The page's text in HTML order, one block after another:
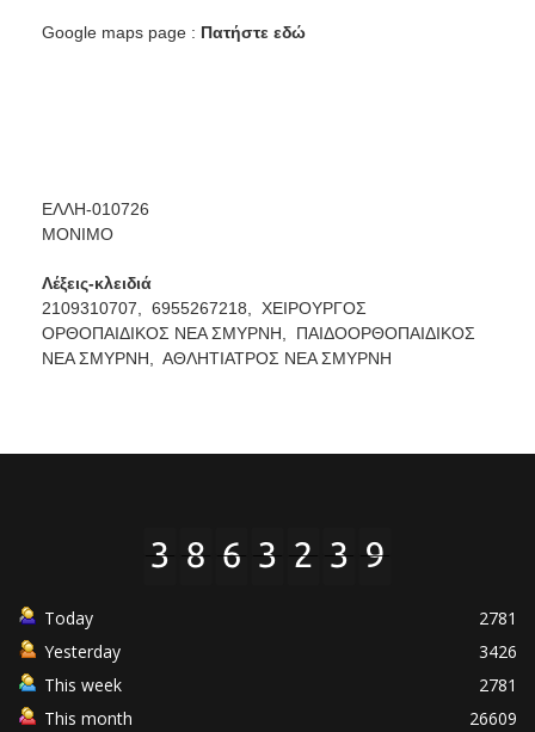
Google maps page : Πατήστε εδώ
ΕΛΛΗ-010726
ΜΟΝΙΜΟ
Λέξεις-κλειδιά
2109310707, 6955267218, ΧΕΙΡΟΥΡΓΟΣ
ΟΡΘΟΠΑΙΔΙΚΟΣ ΝΕΑ ΣΜΥΡΝΗ,
ΠΑΙΔΟΟΡΘΟΠΑΙΔΙΚΟΣ
ΝΕΑ ΣΜΥΡΝΗ, ΑΘΛΗΤΙΑΤΡΟΣ ΝΕΑ ΣΜΥΡΝΗ
Today
2781
Yesterday
3426
This week
2781
This month
26609